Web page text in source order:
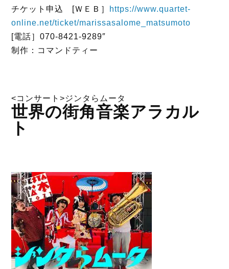
チケット申込 [ＷＥＢ］ https://www.quartet-
online.net/ticket/marissasalome_matsumoto
[電話］070-8421-9289″
制作：コマンドティー
<コンサート>ジンタらムータ
世界の街角音楽アラカル
ト